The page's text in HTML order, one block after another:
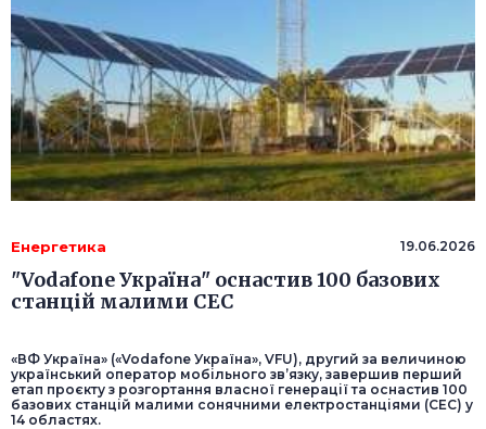
Енергетика 19.06.2026
"Vodafone Україна" оснастив 100 базових
станцій малими СЕС
«ВФ Україна» («Vodafone Україна», VFU), другий за величиною
український оператор мобільного зв’язку, завершив перший
етап проєкту з розгортання власної генерації та оснастив 100
базових станцій малими сонячними електростанціями (СЕС) у
14 областях.